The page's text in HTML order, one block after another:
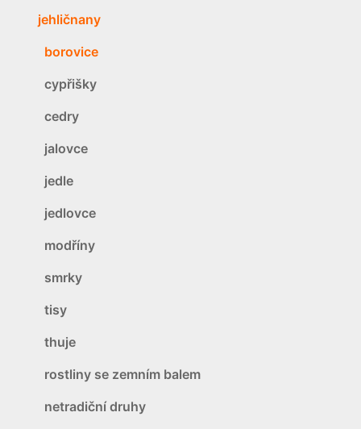
jehličnany
borovice
cypřišky
cedry
jalovce
jedle
jedlovce
modříny
smrky
tisy
thuje
rostliny se zemním balem
netradiční druhy